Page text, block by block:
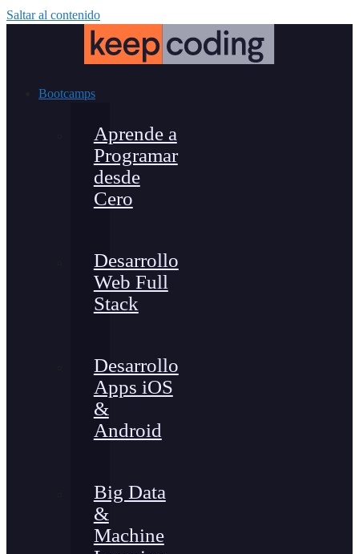
Saltar al contenido
Bootcamps
Aprende a
Programar
desde
Cero
Desarrollo
Web Full
Stack
Desarrollo
Apps iOS
&
Android
Big Data
&
Machine